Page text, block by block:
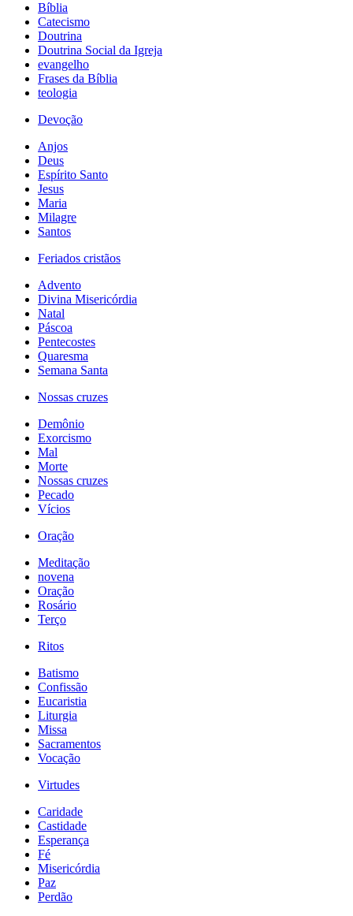
Bíblia
Catecismo
Doutrina
Doutrina Social da Igreja
evangelho
Frases da Bíblia
teologia
Devoção
Anjos
Deus
Espírito Santo
Jesus
Maria
Milagre
Santos
Feriados cristãos
Advento
Divina Misericórdia
Natal
Páscoa
Pentecostes
Quaresma
Semana Santa
Nossas cruzes
Demônio
Exorcismo
Mal
Morte
Nossas cruzes
Pecado
Vícios
Oração
Meditação
novena
Oração
Rosário
Terço
Ritos
Batismo
Confissão
Eucaristia
Liturgia
Missa
Sacramentos
Vocação
Virtudes
Caridade
Castidade
Esperança
Fé
Misericórdia
Paz
Perdão